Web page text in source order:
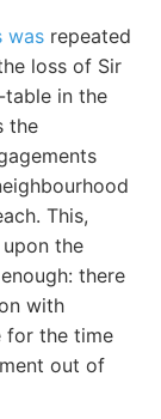
was repeated
loss of Sir
table in the
the
This,
the
there
with
for the time
out of